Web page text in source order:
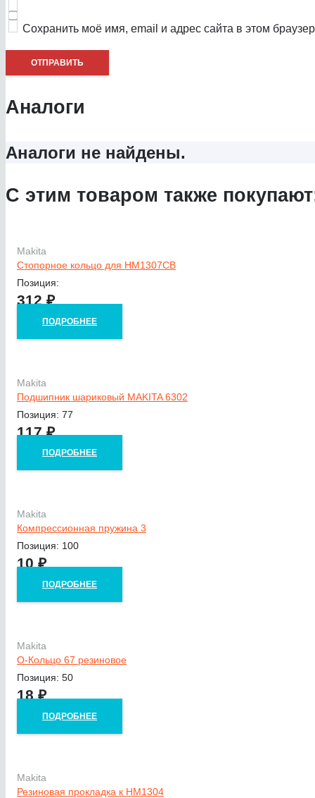
Сохранить моё имя, email и адрес сайта в этом
Аналоги
Аналоги не найдены.
С этим товаром также
Makita
Стопорное кольцо для HM1307CB
Позиция:
312₽
ПОДРОБНЕЕ
Makita
Подшипник шариковый MAKITA 6302
Позиция: 77
117₽
ПОДРОБНЕЕ
Makita
Компрессионная пружина 3
Позиция: 100
10₽
ПОДРОБНЕЕ
Makita
О-Кольцо 67 резиновое
Позиция: 50
18₽
ПОДРОБНЕЕ
Makita
Резиновая прокладка к HM1304